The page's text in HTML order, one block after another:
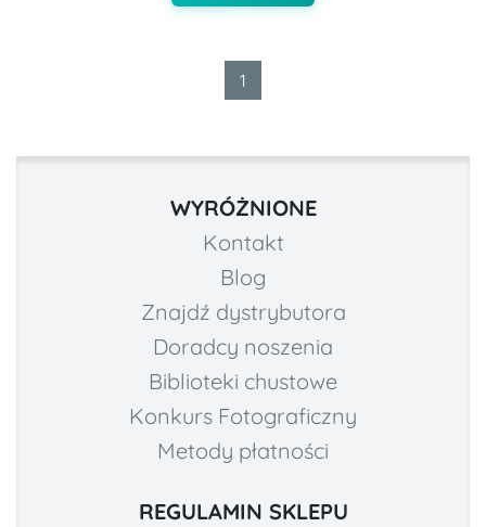
1
WYRÓŻNIONE
Kontakt
Blog
Znajdź dystrybutora
Doradcy noszenia
Biblioteki chustowe
Konkurs Fotograficzny
Metody płatności
REGULAMIN SKLEPU